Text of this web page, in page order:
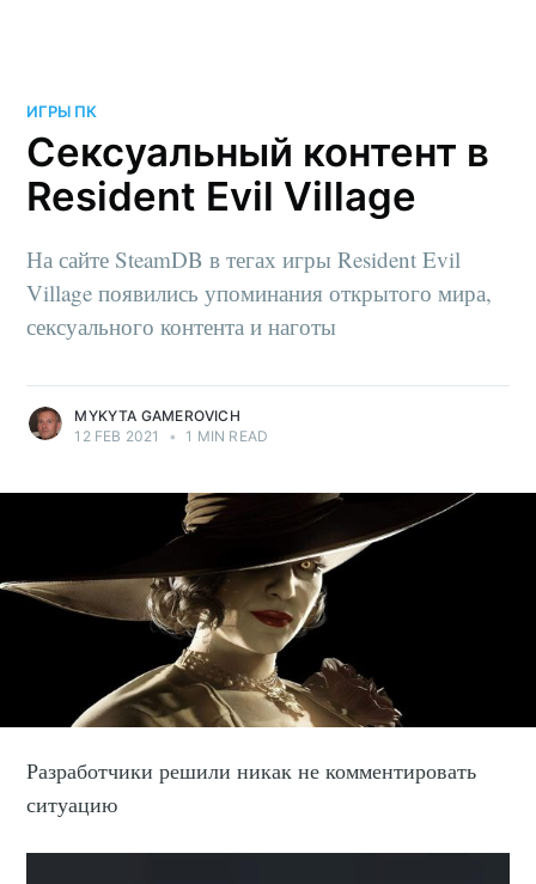
ИГРЫ ПК
Сексуальный контент в
Resident Evil Village
На сайте SteamDB в тегах игры Resident Evil
Village появились упоминания открытого мира,
сексуального контента и наготы
MYKYTA GAMEROVICH
12 FEB 2021
• 1 MIN READ
Разработчики решили никак не комментировать
ситуацию